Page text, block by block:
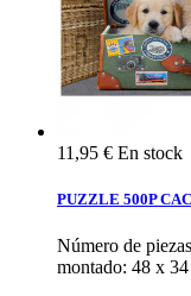
11,95 € En stock
PUZZLE 500P
Número de
montado: 48 x 34